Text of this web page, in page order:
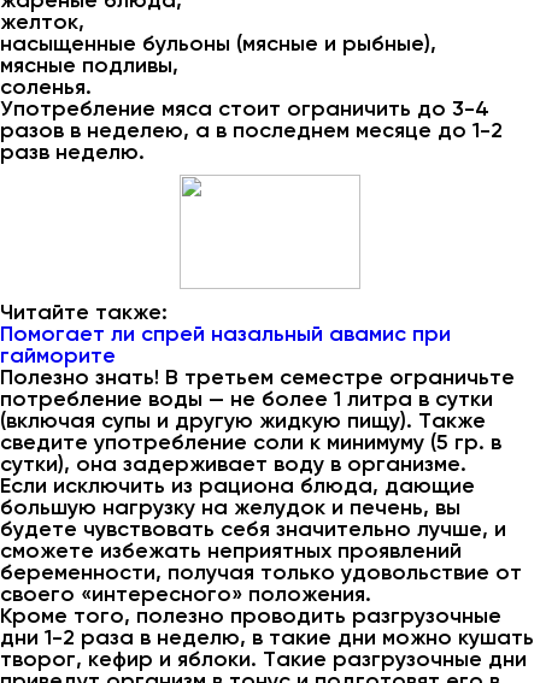
желток,
насыщенные бульоны (мясные и рыбные),
мясные подливы,
соленья.
Употребление мяса стоит ограничить до 3-4
разов в неделею, а в последнем месяце до 1-2
разв неделю.
Читайте также:
Помогает ли спрей назальный авамис при
гайморите
Полезно знать! В третьем семестре ограничьте
потребление воды — не более 1 литра в сутки
(включая супы и другую жидкую пищу). Также
сведите употребление соли к минимуму (5 гр. в
сутки), она задерживает воду в организме.
Если исключить из рациона блюда, дающие
большую нагрузку на желудок и печень, вы
будете чувствовать себя значительно лучше, и
сможете избежать неприятных проявлений
беременности, получая только удовольствие от
своего «интересного» положения.
Кроме того, полезно проводить разгрузочные
дни 1-2 раза в неделю, в такие дни можно кушать
творог, кефир и яблоки. Такие разгрузочные дни